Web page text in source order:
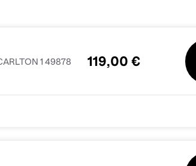
1 49878 119,00 €